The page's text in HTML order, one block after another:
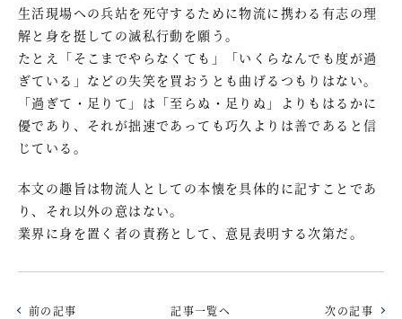
生活現場への兵站を死守するために物流に携わる有志の理
解と身を挺しての滅私行動を願う。
たとえ「そこまでやらなくても」「いくらなんでも度が過
ぎている」などの失笑を買おうとも曲げるつもりはない。
「過ぎて・足りて」は「至らぬ・足りぬ」よりもはるかに
優であり、それが拙速であっても巧久よりは善であると信
じている。
本文の趣旨は物流人としての本懐を具体的に記すことであ
り、それ以外の意はない。
業界に身を置く者の責務として、意見表明する次第だ。
前の記事 記事一覧へ 次の記事